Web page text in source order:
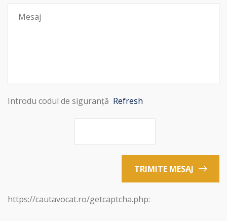
Introdu codul de siguranță Refresh
TRIMITE MESAJ
https://cautavocat.ro/getcaptcha.php: